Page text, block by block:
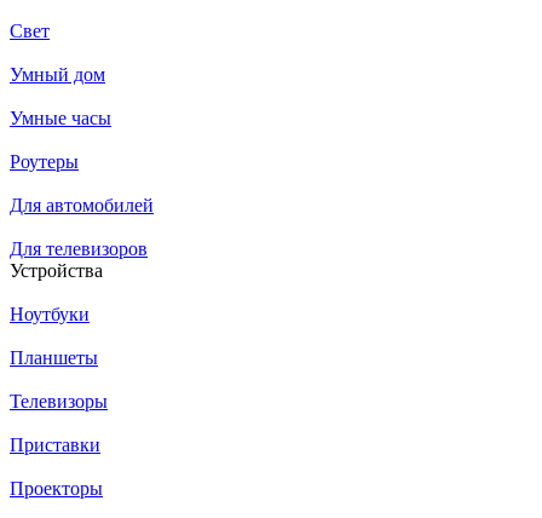
Свет
Умный дом
Умные часы
Роутеры
Для автомобилей
Для телевизоров
Устройства
Ноутбуки
Планшеты
Телевизоры
Приставки
Проекторы